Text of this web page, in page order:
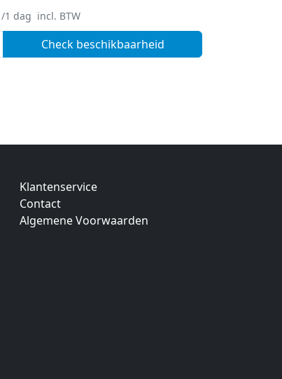
/1 dag incl. BTW
Check beschikbaarheid
Klantenservice
Contact
Algemene Voorwaarden